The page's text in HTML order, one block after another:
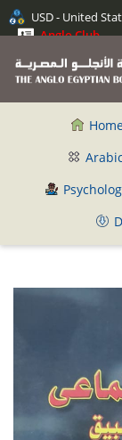
USD - United
Anglo Club